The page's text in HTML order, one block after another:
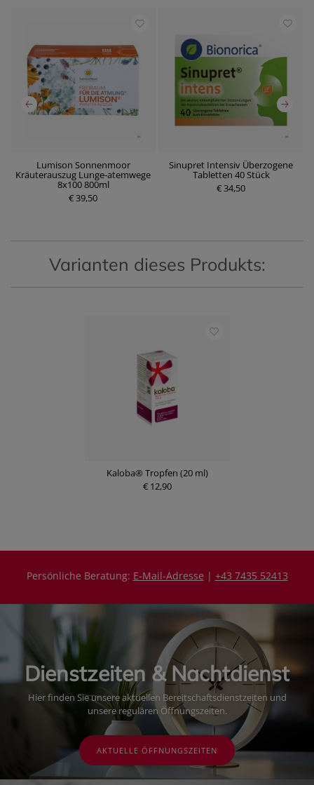
Lumison Sonnenmoor
Kräuterauszug Lunge-atemwege
8x100 800ml
€ 39,50
Sinupret Intensiv Überzogene
Tabletten 40 Stück
€ 34,50
P
Varianten dieses Produkts:
Kaloba® Tropfen (20 ml)
€ 12,90
Persönliche Beratung: E-Mail-Adresse | +43 7435 52413
Dienstzeiten & Nachtdienst
Hier finden Sie unsere aktuellen Bereitschaftsdienstzeiten und
unsere regulären Öffnungszeiten.
AKTUELLE ÖFFNUNGSZEITEN